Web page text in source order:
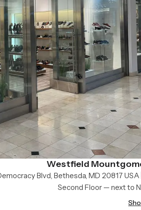
Westfield
Second Floor — next to